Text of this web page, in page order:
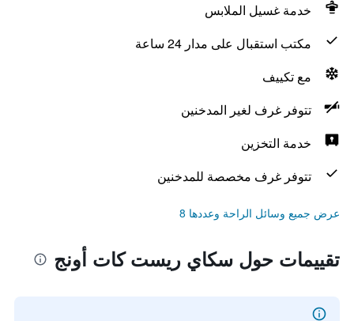
خدمة غسيل الملابس
مكتب استقبال على مدار 24 ساعة
مع تكييف
تتوفر غرف لغير المدخنين
خدمة التخزين
تتوفر غرف مخصصة للمدخنين
عرض جميع وسائل الراحة وعددها 8
تقييمات حول سكاي ريست كات أونج